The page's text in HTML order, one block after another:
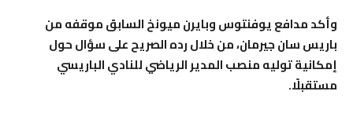
وأكد مدافع يوفنتوس وبايرن ميونخ السابق موقفه من
باريس سان جيرمان، من خلال رده الصريح على سؤال حول
إمكانية توليه منصب المدير الرياضي للنادي الباريسي
مستقبلًا.